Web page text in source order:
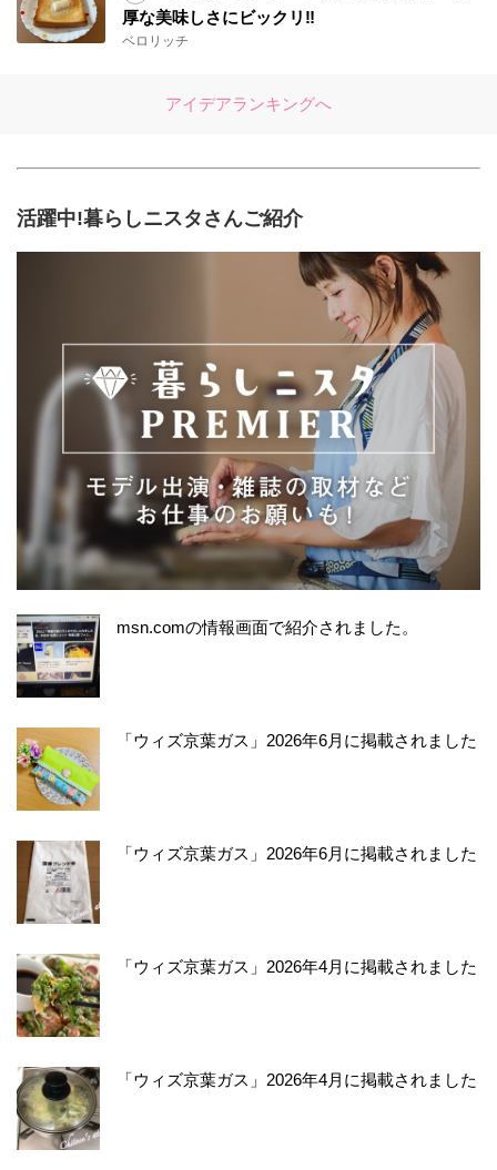
厚な美味しさにビックリ‼︎
ベロリッチ
アイデアランキングへ
活躍中!暮らしニスタさんご紹介
msn.comの情報画面で紹介されました。
「ウィズ京葉ガス」2026年6月に掲載されました
「ウィズ京葉ガス」2026年6月に掲載されました
「ウィズ京葉ガス」2026年4月に掲載されました
「ウィズ京葉ガス」2026年4月に掲載されました